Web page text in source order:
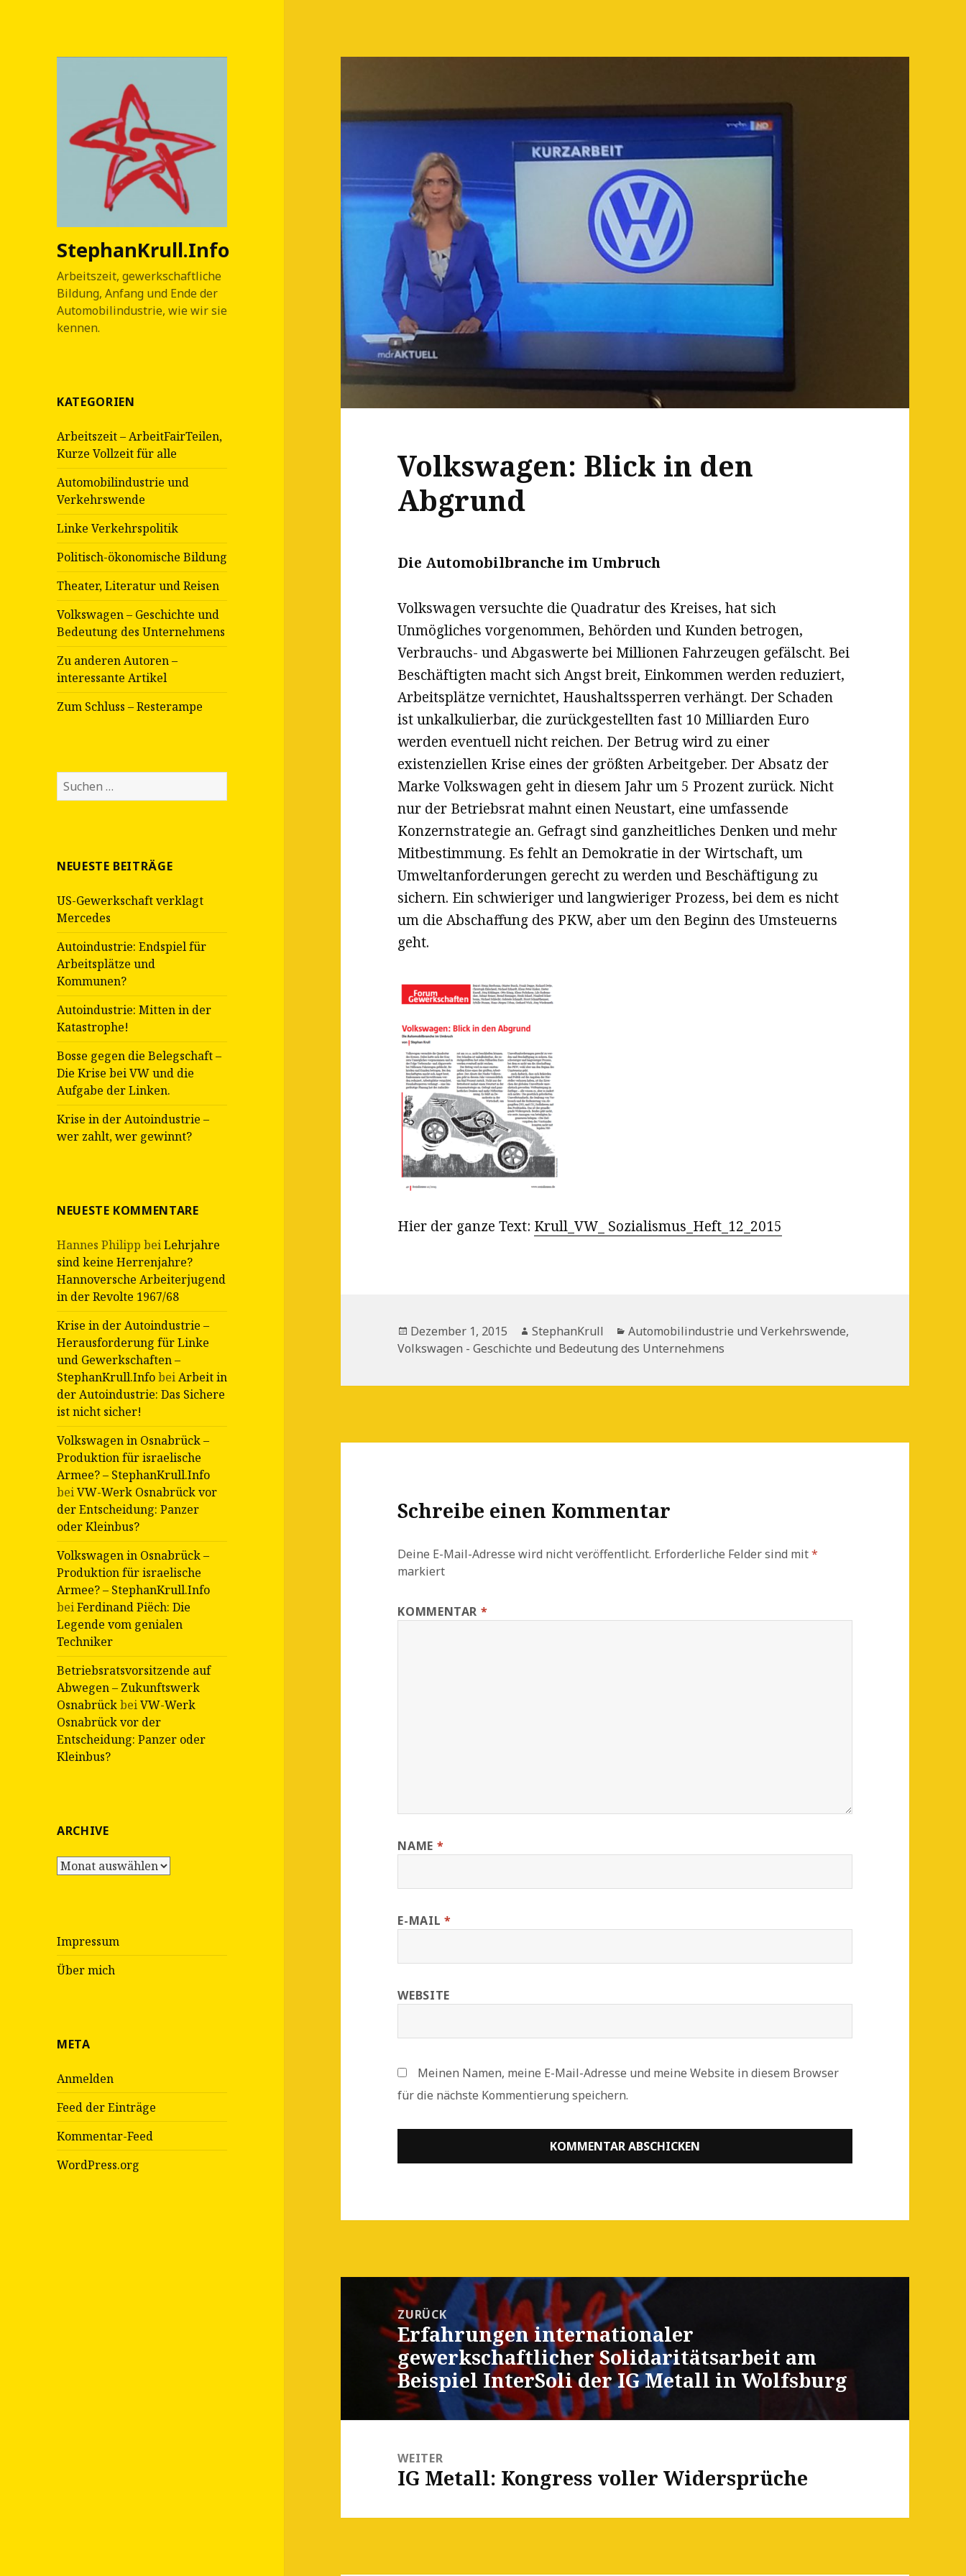
StephanKrull.Info
Arbeitszeit, gewerkschaftliche
Bildung, Anfang und Ende der
Automobilindustrie, wie wir sie
kennen.
KATEGORIEN
Arbeitszeit – ArbeitFairTeilen,
Kurze Vollzeit für alle
Automobilindustrie und
Verkehrswende
Linke Verkehrspolitik
Politisch-ökonomische Bildung
Theater, Literatur und Reisen
Volkswagen – Geschichte und
Bedeutung des Unternehmens
Zu anderen Autoren –
interessante Artikel
Zum Schluss – Resterampe
Suche
nach:
NEUESTE BEITRÄGE
US-Gewerkschaft verklagt
Mercedes
Autoindustrie: Endspiel für
Arbeitsplätze und
Kommunen?
Autoindustrie: Mitten in der
Katastrophe!
Bosse gegen die Belegschaft –
Die Krise bei VW und die
Aufgabe der Linken.
Krise in der Autoindustrie –
wer zahlt, wer gewinnt?
NEUESTE KOMMENTARE
Hannes Philipp beiLehrjahre
sind keine Herrenjahre?
Hannoversche Arbeiterjugend
in der Revolte 1967/68
Krise in der Autoindustrie –
Herausforderung für Linke
und Gewerkschaften –
StephanKrull.InfobeiArbeit in
der Autoindustrie: Das Sichere
ist nicht sicher!
Volkswagen in Osnabrück –
Produktion für israelische
Armee? – StephanKrull.Info
beiVW-Werk Osnabrück vor
der Entscheidung: Panzer
oder Kleinbus?
Volkswagen in Osnabrück –
Produktion für israelische
Armee? – StephanKrull.Info
beiFerdinand Piëch: Die
Legende vom genialen
Techniker
Betriebsratsvorsitzende auf
Abwegen – Zukunftswerk
OsnabrückbeiVW-Werk
Osnabrück vor der
Entscheidung: Panzer oder
Kleinbus?
ARCHIVE
Archive
Impressum
Über mich
META
Anmelden
Feed der Einträge
Kommentar-Feed
WordPress.org
Volkswagen: Blick in den
Abgrund
Die Automobilbranche im Umbruch
Volkswagen versuchte die Quadratur des Kreises, hat sich
Unmögliches vorgenommen, Behörden und Kunden betrogen,
Verbrauchs- und Abgaswerte bei Millionen Fahrzeugen gefälscht. Bei
Beschäftigten macht sich Angst breit, Einkommen werden reduziert,
Arbeitsplätze vernichtet, Haushaltssperren verhängt. Der Schaden
ist unkalkulierbar, die zurückgestellten fast 10 Milliarden Euro
werden eventuell nicht reichen. Der Betrug wird zu einer
existenziellen Krise eines der größten Arbeitgeber. Der Absatz der
Marke Volkswagen geht in diesem Jahr um 5 Prozent zurück. Nicht
nur der Betriebsrat mahnt einen Neustart, eine umfassende
Konzernstrategie an. Gefragt sind ganzheitliches Denken und mehr
Mitbestimmung. Es fehlt an Demokratie in der Wirtschaft, um
Umweltanforderungen gerecht zu werden und Beschäftigung zu
sichern. Ein schwieriger und langwieriger Prozess, bei dem es nicht
um die Abschaffung des PKW, aber um den Beginn des Umsteuerns
geht.
Hier der ganze Text: Krull_VW_ Sozialismus_Heft_12_2015
Veröffentlicht
am
Dezember 1, 2015 Autor
StephanKrull Kategorien
Automobilindustrie und Verkehrswende,
Volkswagen - Geschichte und Bedeutung des Unternehmens
Schreibe einen Kommentar
Deine E-Mail-Adresse wird nicht veröffentlicht. Erforderliche Felder sind mit*
markiert
KOMMENTAR *
NAME *
E-MAIL *
WEBSITE
Meinen Namen, meine E-Mail-Adresse und meine Website in diesem Browser
für die nächste Kommentierung speichern.
Beitrags-
NavigationZURÜCK
Vorheriger
Beitrag:
Erfahrungen internationaler
gewerkschaftlicher Solidaritätsarbeit am
Beispiel InterSoli der IG Metall in Wolfsburg
WEITER
Nächster
IG Metall: Kongress voller Widersprüche